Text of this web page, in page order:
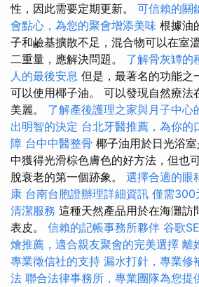
性，因此需要定期更新。 可信賴的關
會點心，為您的聚會增添美味 根據油
子和鹼基擴散不足，混合物可以在室
二重量，應解決問題。 了解骨灰罈的
人的最後安息 但是，最著名的功能之
可以使用椰子油。 可以發現自然療法
美麗。 了解產後護理之家與月子中心
出明智的決定 台北牙醫推薦，為你的
障 台中中醫整骨 椰子油用於日光浴
中獲得光滑棕色膚色的好方法，但也
脫衰老的第一個跡象。 選擇合適的眼
康 台南台胞證辦理詳細資訊 僅需300
清潔服務 這種天然產品用於在海灘訪
表皮。 信賴的記帳事務所夥伴 谷歌
燴推薦，適合親友聚會的完美選擇 離
專業徵信社的支持 漏水打針，專業修
法 聯合法律事務所，專業團隊為您提